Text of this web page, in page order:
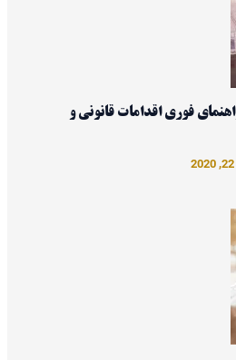
فوری اقدامات قانونی و